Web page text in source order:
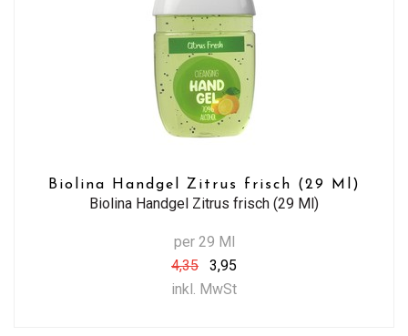
Biolina Handgel Zitrus frisch (29 Ml)
Biolina Handgel Zitrus frisch (29 Ml)
per 29 Ml
4,35
3,95
inkl. MwSt